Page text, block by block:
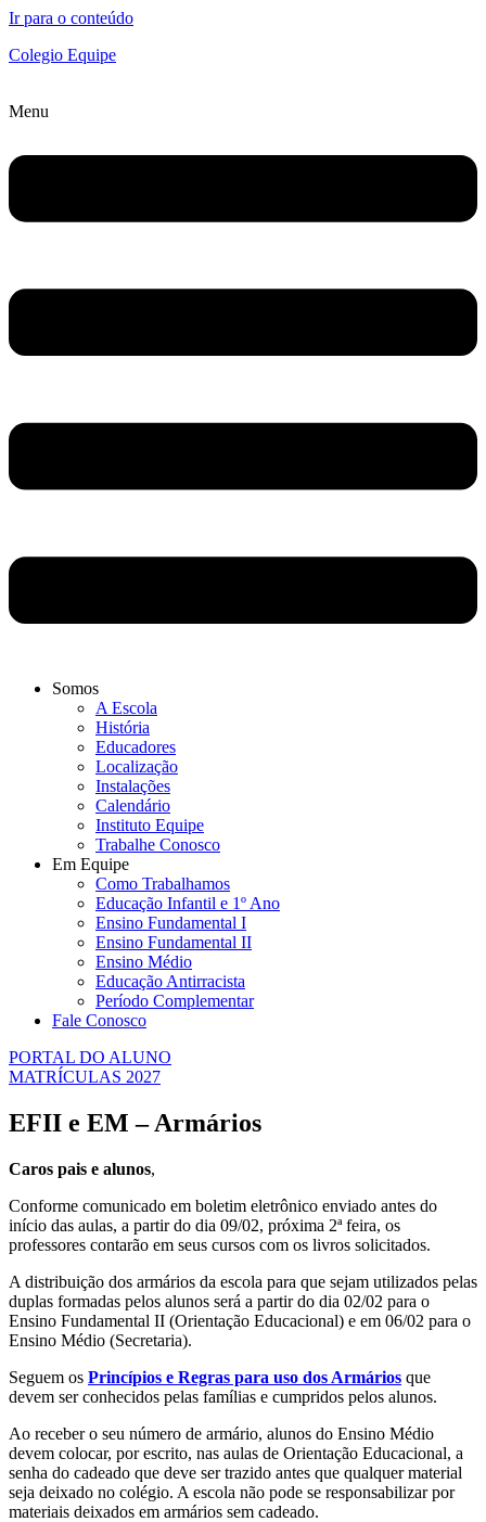
Ir para o conteúdo
Colegio Equipe
Menu
Somos
A Escola
História
Educadores
Localização
Instalações
Calendário
Instituto Equipe
Trabalhe Conosco
Em Equipe
Como Trabalhamos
Educação Infantil e 1º Ano
Ensino Fundamental I
Ensino Fundamental II
Ensino Médio
Educação Antirracista
Período Complementar
Fale Conosco
PORTAL DO ALUNO
MATRÍCULAS 2027
EFII e EM – Armários
Caros pais e alunos,
Conforme comunicado em boletim eletrônico enviado antes do
início das aulas, a partir do dia 09/02, próxima 2ª feira, os
professores contarão em seus cursos com os livros solicitados.
A distribuição dos armários da escola para que sejam utilizados pelas
duplas formadas pelos alunos será a partir do dia 02/02 para o
Ensino Fundamental II (Orientação Educacional) e em 06/02 para o
Ensino Médio (Secretaria).
Seguem os Princípios e Regras para uso dos Armários que
devem ser conhecidos pelas famílias e cumpridos pelos alunos.
Ao receber o seu número de armário, alunos do Ensino Médio
devem colocar, por escrito, nas aulas de Orientação Educacional, a
senha do cadeado que deve ser trazido antes que qualquer material
seja deixado no colégio. A escola não pode se responsabilizar por
materiais deixados em armários sem cadeado.